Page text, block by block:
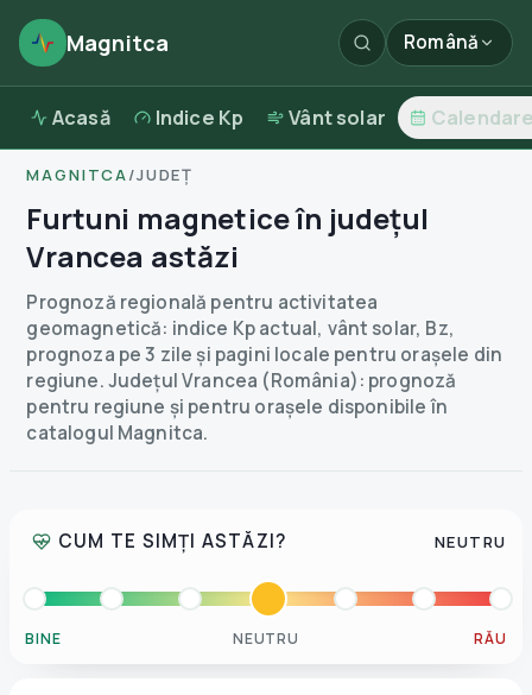
Magnitca Română
Acasă Indice Kp Vânt solar
MAGNITCA/JUDEȚ
Furtuni magnetice în județul
Vrancea astăzi
Prognoză regională pentru activitatea
geomagnetică: indice Kp actual, vânt solar, Bz,
prognoza pe 3 zile și pagini locale pentru orașele din
regiune.Județul Vrancea (România): prognoză
pentru regiune și pentru orașele disponibile în
catalogul Magnitca.
CUM TE SIMȚI ASTĂZI? NEUTRU
BINE NEUTRU RĂU